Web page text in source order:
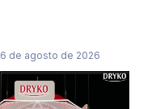
6 de agosto de 2026